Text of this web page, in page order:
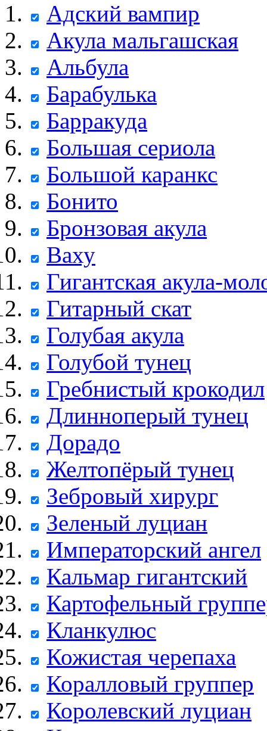
Адский вампир
Акула мальгашская
Альбула
Барабулька
Барракуда
Большая сериола
Большой каранкс
Бонито
Бронзовая акула
Ваху
Гигантская акула-
Гитарный скат
Голубая акула
Голубой тунец
Гребнистый крокодил
Длинноперый тунец
Дорадо
Желтопёрый тунец
Зебровый хирург
Зеленый луциан
Императорский ангел
Кальмар гигантский
Картофельный
Кланкулюс
Кожистая черепаха
Коралловый группер
Королевский луциан